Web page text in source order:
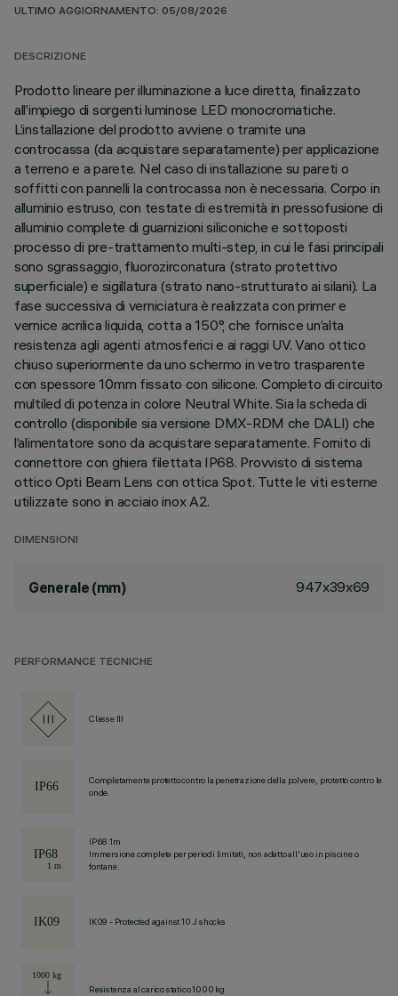
ULTIMO AGGIORNAMENTO: 05/08/2026
DESCRIZIONE
Prodotto lineare per illuminazione a luce diretta, finalizzato
all’impiego di sorgenti luminose LED monocromatiche.
L’installazione del prodotto avviene o tramite una
controcassa (da acquistare separatamente) per applicazione
a terreno e a parete. Nel caso di installazione su pareti o
soffitti con pannelli la controcassa non è necessaria. Corpo in
alluminio estruso, con testate di estremità in pressofusione di
alluminio complete di guarnizioni siliconiche e sottoposti
processo di pre-trattamento multi-step, in cui le fasi principali
sono sgrassaggio, fluorozirconatura (strato protettivo
superficiale) e sigillatura (strato nano-strutturato ai silani). La
fase successiva di verniciatura è realizzata con primer e
vernice acrilica liquida, cotta a 150°, che fornisce un’alta
resistenza agli agenti atmosferici e ai raggi UV. Vano ottico
chiuso superiormente da uno schermo in vetro trasparente
con spessore 10mm fissato con silicone. Completo di circuito
multiled di potenza in colore Neutral White. Sia la scheda di
controllo (disponibile sia versione DMX-RDM che DALI) che
l’alimentatore sono da acquistare separatamente. Fornito di
connettore con ghiera filettata IP68. Provvisto di sistema
ottico Opti Beam Lens con ottica Spot. Tutte le viti esterne
utilizzate sono in acciaio inox A2.
DIMENSIONI
Generale (mm) 947x39x69
PERFORMANCE TECNICHE
Classe III
Completamente protetto contro la penetrazione della polvere, protetto contro le
onde.
IP68 1m
Immersione completa per periodi limitati, non adatto all'uso in piscine o
fontane.
IK09 - Protected against 10 J shocks
Resistenza al carico statico 1000 kg